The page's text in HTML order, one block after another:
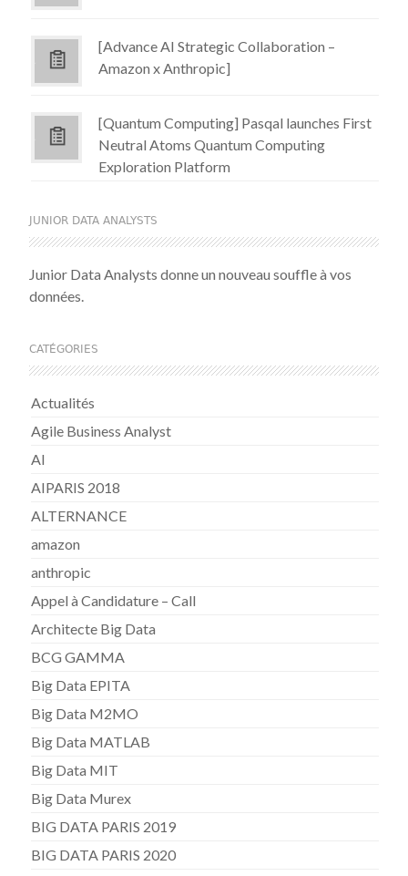
[Advance AI Strategic Collaboration –
Amazon x Anthropic]
[Quantum Computing] Pasqal launches First
Neutral Atoms Quantum Computing
Exploration Platform
JUNIOR DATA ANALYSTS
Junior Data Analysts donne un nouveau souffle à vos
données.
CATÉGORIES
Actualités
Agile Business Analyst
AI
AIPARIS 2018
ALTERNANCE
amazon
anthropic
Appel à Candidature – Call
Architecte Big Data
BCG GAMMA
Big Data EPITA
Big Data M2MO
Big Data MATLAB
Big Data MIT
Big Data Murex
BIG DATA PARIS 2019
BIG DATA PARIS 2020